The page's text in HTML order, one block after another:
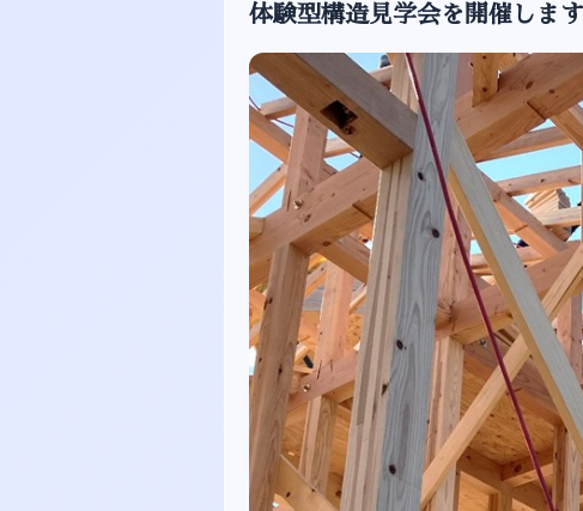
体験型構造見学会を開催しま